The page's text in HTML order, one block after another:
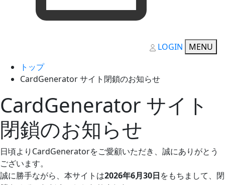
LOGIN
MENU
トップ
CardGenerator サイト閉鎖のお知らせ
CardGenerator サイト
閉鎖のお知らせ
日頃よりCardGeneratorをご愛顧いただき、誠にありがとう
ございます。
誠に勝手ながら、本サイトは2026年6月30日をもちまして、閉